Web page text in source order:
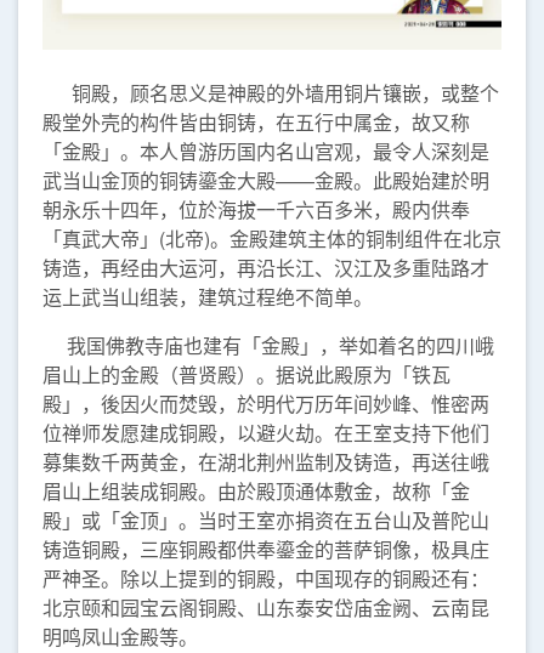
铜殿，顾名思义是神殿的外墙用铜片镶嵌，或整个
殿堂外壳的构件皆由铜铸，在五行中属金，故又称
「金殿」。本人曾游历国内名山宫观，最令人深刻是
武当山金顶的铜铸鎏金大殿——金殿。此殿始建於明
朝永乐十四年，位於海拔一千六百多米，殿内供奉
「真武大帝」(北帝)。金殿建筑主体的铜制组件在北京
铸造，再经由大运河，再沿长江、汉江及多重陆路才
运上武当山组装，建筑过程绝不简单。
我国佛教寺庙也建有「金殿」，举如着名的四川峨
眉山上的金殿（普贤殿）。据说此殿原为「铁瓦
殿」，後因火而焚毁，於明代万历年间妙峰、惟密两
位禅师发愿建成铜殿，以避火劫。在王室支持下他们
募集数千两黄金，在湖北荆州监制及铸造，再送往峨
眉山上组装成铜殿。由於殿顶通体敷金，故称「金
殿」或「金顶」。当时王室亦捐资在五台山及普陀山
铸造铜殿，三座铜殿都供奉鎏金的菩萨铜像，极具庄
严神圣。除以上提到的铜殿，中国现存的铜殿还有：
北京颐和园宝云阁铜殿、山东泰安岱庙金阙、云南昆
明鸣凤山金殿等。